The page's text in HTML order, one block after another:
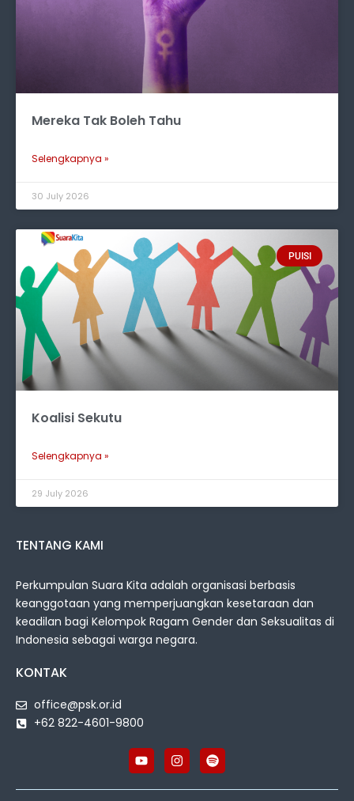
Mereka Tak Boleh Tahu
Selengkapnya »
30 July 2026
PUISI
Koalisi Sekutu
Selengkapnya »
29 July 2026
TENTANG KAMI
Perkumpulan Suara Kita adalah organisasi berbasis
keanggotaan yang memperjuangkan kesetaraan dan
keadilan bagi Kelompok Ragam Gender dan Seksualitas di
Indonesia sebagai warga negara.
KONTAK
office@psk.or.id
+62 822-4601-9800